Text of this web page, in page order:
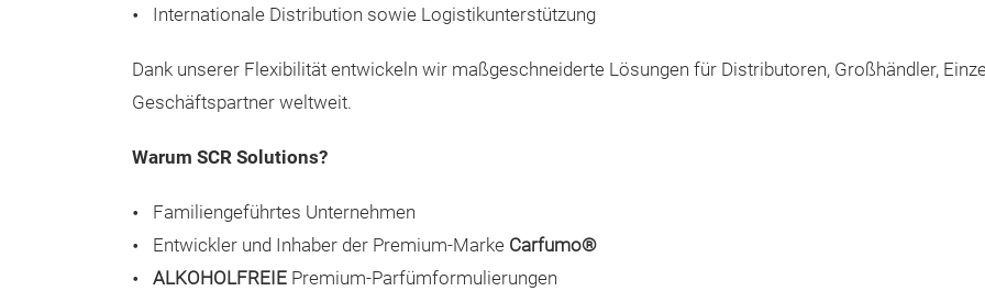
Internationale Distribution sowie Logistikunterstützung
Dank unserer Flexibilität entwickeln wir maßgeschneiderte Lösungen für Distributoren, Großhändler,
Geschäftspartner weltweit.
Warum SCR Solutions?
Familiengeführtes Unternehmen
Entwickler und Inhaber der Premium-Marke Carfumo®
ALKOHOLFREIE Premium-Parfümformulierungen